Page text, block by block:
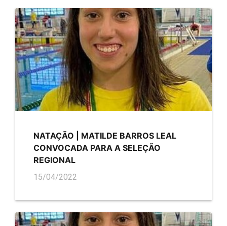
NATAÇÃO | MATILDE BARROS LEAL
CONVOCADA PARA A SELEÇÃO
REGIONAL
15/04/2022